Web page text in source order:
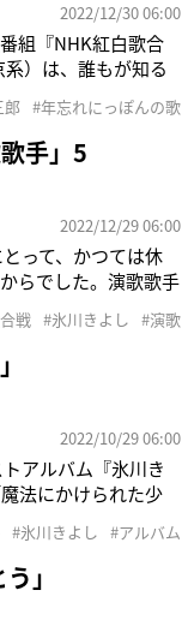
2022/12/30 06:00
組『NHK紅白歌合
）は、誰もが知る
や思い出を聞いた。
郎 #年忘れにっぽんの歌
手」5
2022/12/29 06:00
って、かつては休
らでした。演歌歌手
らない名曲”がたっぷ
戦 #氷川きよし #演歌
2022/10/29 06:00
アルバム『氷川き
法にかけられた少
だ。「いちばん苦し
#氷川きよし #アルバム
」